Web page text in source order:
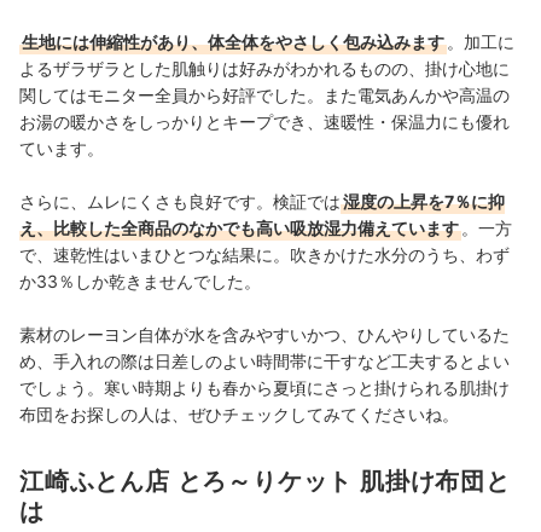
生地には伸縮性があり、体全体をやさしく包み込みます 。加工に
よるザラザラとした肌触りは好みがわかれるものの、掛け心地に
関してはモニター全員から好評でした。また電気あんかや高温の
お湯の暖かさをしっかりとキープでき、速暖性・保温力にも優れ
ています。
さらに、ムレにくさも良好です。検証では湿度の上昇を7％に抑
え、比較した全商品のなかでも高い吸放湿力備えています 。一方
で、速乾性はいまひとつな結果に。吹きかけた水分のうち、わず
か33％しか乾きませんでした。
素材のレーヨン自体が水を含みやすいかつ、ひんやりしているた
め、手入れの際は日差しのよい時間帯に干すなど工夫するとよい
でしょう。寒い時期よりも春から夏頃にさっと掛けられる肌掛け
布団をお探しの人は、ぜひチェックしてみてくださいね。
江崎ふとん店 とろ～りケット 肌掛け布団と
は